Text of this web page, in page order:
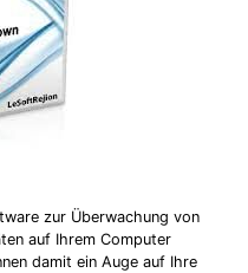
zur Überwachung von
auf Ihrem Computer
damit ein Auge auf Ihre